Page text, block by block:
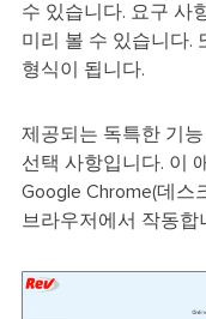
수 있습니다. 요구 사
미리 볼 수 있습니다.
형식이 됩니다.
제공되는 독특한 기
선택 사항입니다. 이
Google Chrome(데스
브라우저에서 작동합